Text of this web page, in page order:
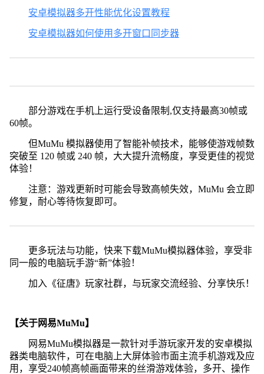
安卓模拟器多开性能优化设置教程
安卓模拟器如何使用多开窗口同步器
部分游戏在手机上运行受设备限制,仅支持最高30帧或
60帧。
但MuMu 模拟器使用了智能补帧技术，能够使游戏帧数
突破至 120 帧或 240 帧，大大提升流畅度，享受更佳的视觉
体验！
注意：游戏更新时可能会导致高帧失效，MuMu 会立即
修复，耐心等待恢复即可。
更多玩法与功能，快来下载MuMu模拟器体验，享受非
同一般的电脑玩手游“新”体验！
加入《征唐》玩家社群，与玩家交流经验、分享快乐！
【关于网易MuMu】
网易MuMu模拟器是一款针对手游玩家开发的安卓模拟
器类电脑软件，可在电脑上大屏体验市面主流手机游戏及应
用，享受240帧高帧画面带来的丝滑游戏体验，多开、操作